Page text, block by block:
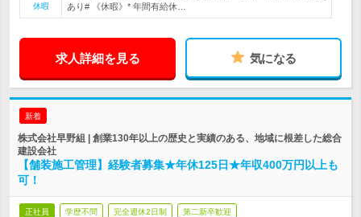
休暇
あり# 《休暇》* 年間有給休…
求人詳細を見る 気になる
新着
株式会社早野組 | 創業130年以上の歴史と実績のある、地域に根差した総合
建設会社
【舗装施工管理】経験者募集★年休125日★年収400万円以上も
可！
正社員 学歴不問 完全週休2日制 第二新卒歓迎